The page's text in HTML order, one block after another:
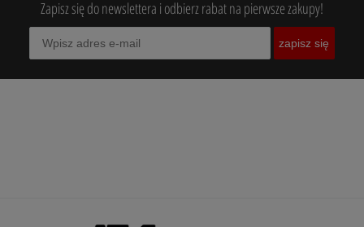
Zapisz się do newslettera i odbierz rabat na pierwsze zakupy!
zapisz się